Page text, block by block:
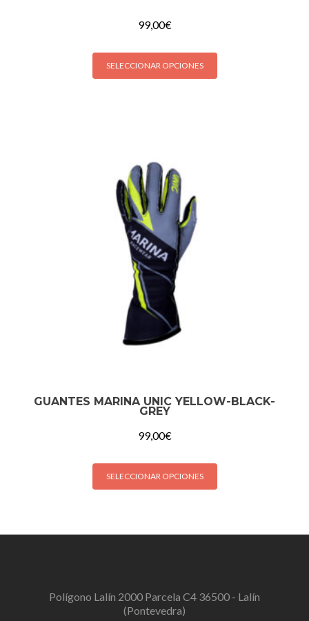
99,00€
SELECCIONAR OPCIONES
GUANTES MARINA UNIC YELLOW-BLACK-
GREY
99,00€
SELECCIONAR OPCIONES
Polígono Lalín 2000 Parcela C4 36500 - Lalín
(Pontevedra)